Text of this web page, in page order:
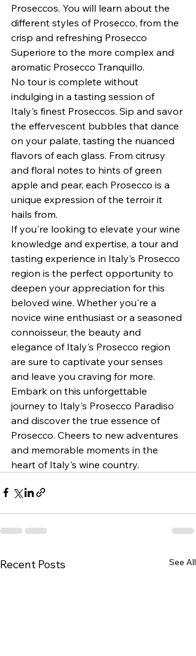
Proseccos. You will learn about the
different styles of Prosecco, from the
crisp and refreshing Prosecco
Superiore to the more complex and
aromatic Prosecco Tranquillo.
No tour is complete without
indulging in a tasting session of
Italy's finest Proseccos. Sip and savor
the effervescent bubbles that dance
on your palate, tasting the nuanced
flavors of each glass. From citrusy
and floral notes to hints of green
apple and pear, each Prosecco is a
unique expression of the terroir it
hails from.
If you're looking to elevate your wine
knowledge and expertise, a tour and
tasting experience in Italy's Prosecco
region is the perfect opportunity to
deepen your appreciation for this
beloved wine. Whether you're a
novice wine enthusiast or a seasoned
connoisseur, the beauty and
elegance of Italy's Prosecco region
are sure to captivate your senses
and leave you craving for more.
Embark on this unforgettable
journey to Italy's Prosecco Paradiso
and discover the true essence of
Prosecco. Cheers to new adventures
and memorable moments in the
heart of Italy's wine country.
Recent Posts See All